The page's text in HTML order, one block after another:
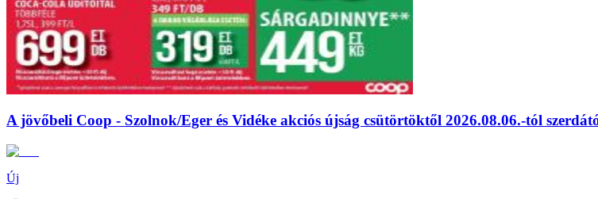
A jövőbeli Coop - Szolnok/Eger és Vidéke akciós újság csütörtöktől 2026.08.06.-tól
Új